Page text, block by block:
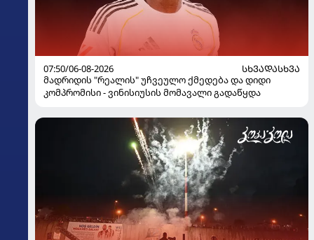
07:50/06-08-2026
ᲡᲮᲕᲐᲓᲐᲡᲮᲕᲐ
მადრიდის "რეალის" უჩვეულო ქმედება და დიდი
კომპრომისი - ვინისიუსის მომავალი გადაწყდა